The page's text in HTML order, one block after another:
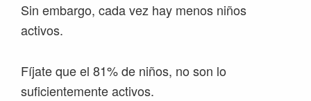
Sin embargo, cada vez hay menos niños
activos.
Fíjate que el 81% de niños, no son lo
suficientemente activos.